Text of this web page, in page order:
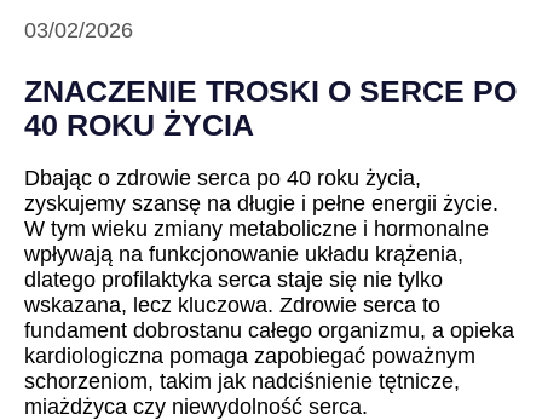
03/02/2026
ZNACZENIE TROSKI O SERCE PO
40 ROKU ŻYCIA
Dbając o zdrowie serca po 40 roku życia,
zyskujemy szansę na długie i pełne energii życie.
W tym wieku zmiany metaboliczne i hormonalne
wpływają na funkcjonowanie układu krążenia,
dlatego profilaktyka serca staje się nie tylko
wskazana, lecz kluczowa. Zdrowie serca to
fundament dobrostanu całego organizmu, a opieka
kardiologiczna pomaga zapobiegać poważnym
schorzeniom, takim jak nadciśnienie tętnicze,
miażdżyca czy niewydolność serca.